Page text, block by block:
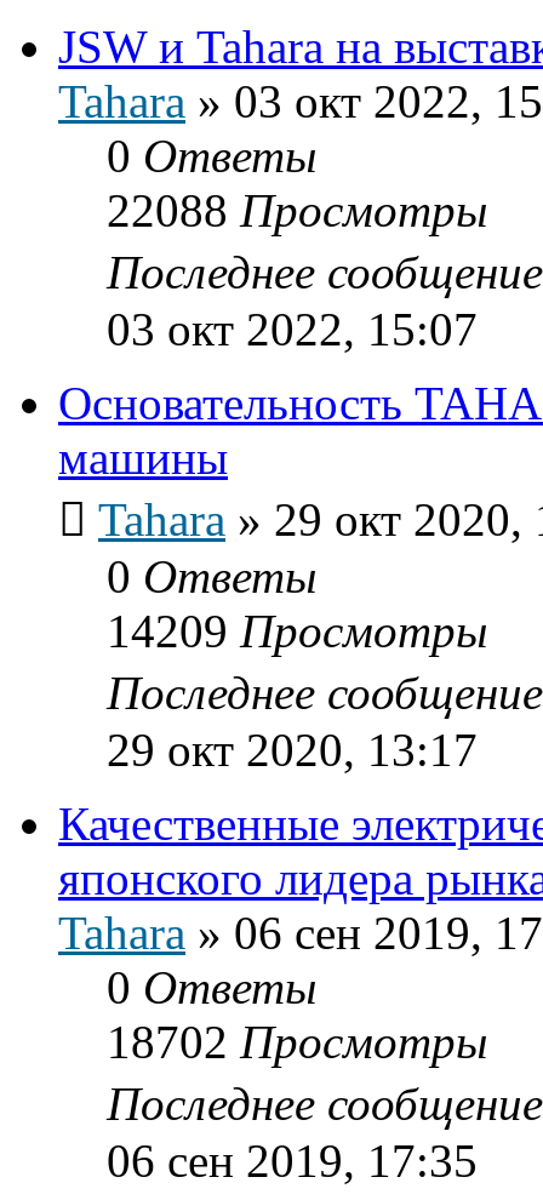
JSW и Tahara на
Tahara » 03 окт 2022,
0 Ответы
22088 Просмотры
Последнее
03 окт 2022, 15:07
Основательность
машины
Tahara » 29 окт 2020,
0 Ответы
14209 Просмотры
Последнее
29 окт 2020, 13:17
Качественные
японского лидера
Tahara » 06 сен 2019,
0 Ответы
18702 Просмотры
Последнее
06 сен 2019, 17:35